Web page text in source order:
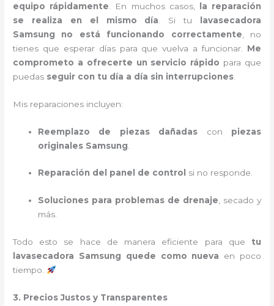
equipo rápidamente . En muchos casos,
la reparación
se realiza en el mismo día . Si tu
lavasecadora
Samsung no está funcionando correctamente , no
tienes que esperar días para que vuelva a funcionar. Me
comprometo a ofrecerte un servicio rápido para que
puedas seguir con tu día a día sin interrupciones
Mis reparaciones incluyen:
Reemplazo de piezas dañadas con piezas
originales Samsung
Reparación del panel de control si no responde.
Soluciones para problemas de drenaje, secado y
más.
Todo esto se hace de manera eficiente para que tu
lavasecadora Samsung quede como nueva en poco
tiempo.
3. Precios Justos y Transparentes